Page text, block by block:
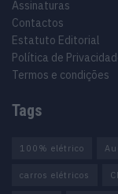
Assinaturas
Contactos
Estatuto Editorial
Política de
Termos e condições
Tags
100% elétrico
carros elétricos